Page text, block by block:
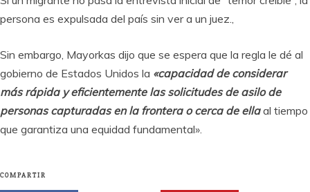
persona es expulsada del país sin ver a un juez.,
Sin embargo, Mayorkas dijo que se espera que la regla le dé al
gobierno de Estados Unidos la «capacidad de considerar
más rápida y eficientemente las solicitudes de asilo de
personas capturadas en la frontera o cerca de ellaal tiempo
que garantiza una equidad fundamental».
COMPARTIR